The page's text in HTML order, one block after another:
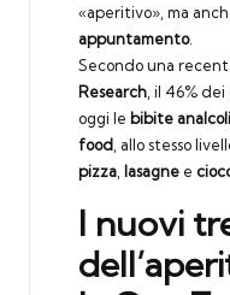
«aperitivo», ma
appuntamento.
Secondo una
Research , il 46%
oggi le bibite
food , allo stesso
pizza lasagne e
I nuovi